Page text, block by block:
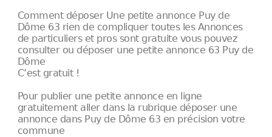
Comment déposer Une petite annonce Puy de
Dôme 63 rien de compliquer toutes les Annonces
de particuliers et pros sont gratuite vous pouvez
consulter ou déposer une petite annonce 63 Puy de
Dôme
C’est gratuit !
Pour publier une petite annonce en ligne
gratuitement aller dans la rubrique déposer une
annonce dans Puy de Dôme 63 en précision votre
commune